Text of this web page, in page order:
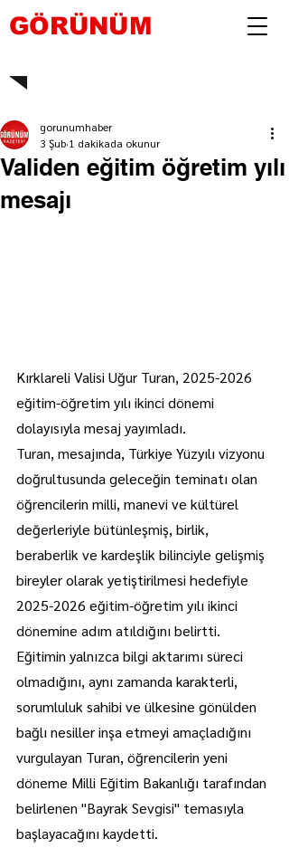
GÖRÜNÜM
Validen eğitim öğretim yılı
mesajı
gorunumhaber
3 Şub 1 dakikada okunur
Kırklareli Valisi Uğur Turan, 2025-2026
eğitim-öğretim yılı ikinci dönemi
dolayısıyla mesaj yayımladı.
Turan, mesajında, Türkiye Yüzyılı vizyonu
doğrultusunda geleceğin teminatı olan
öğrencilerin milli, manevi ve kültürel
değerleriyle bütünleşmiş, birlik,
beraberlik ve kardeşlik bilinciyle gelişmiş
bireyler olarak yetiştirilmesi hedefiyle
2025-2026 eğitim-öğretim yılı ikinci
dönemine adım atıldığını belirtti.
Eğitimin yalnızca bilgi aktarımı süreci
olmadığını, aynı zamanda karakterli,
sorumluluk sahibi ve ülkesine gönülden
bağlı nesiller inşa etmeyi amaçladığını
vurgulayan Turan, öğrencilerin yeni
döneme Milli Eğitim Bakanlığı tarafından
belirlenen "Bayrak Sevgisi" temasıyla
başlayacağını kaydetti.